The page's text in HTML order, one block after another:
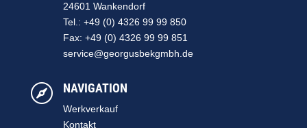
24601 Wankendorf
Tel.: +49 (0) 4326 99 99 850
Fax: +49 (0) 4326 99 99 851
service@georgusbekgmbh.de
 NAVIGATION
Werkverkauf
Kontakt